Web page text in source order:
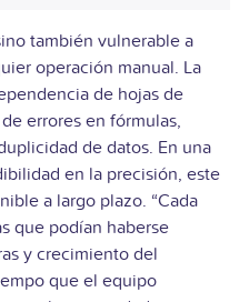
también vulnerable a
operación manual. La
de hojas de
errores en fórmulas,
de datos. En una
en la precisión, este
a largo plazo. “Cada
que podían haberse
y crecimiento del
que el equipo